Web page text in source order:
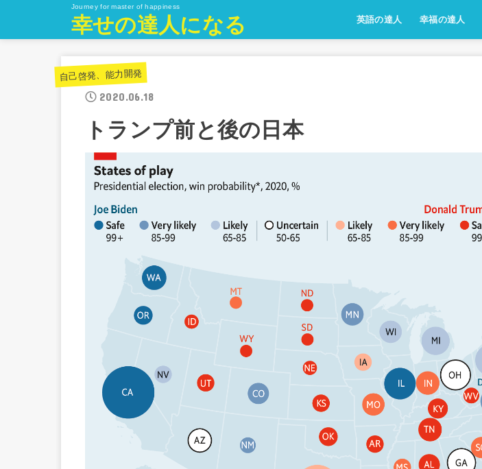
Journey for master of happiness
幸せの達人になる 英語の達人 幸福の達人
自己啓発、能力開発
2020.06.18
トランプ前と後の日本